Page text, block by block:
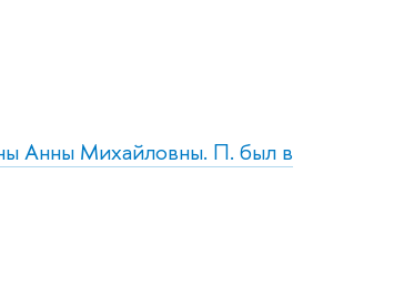
Анны Михайловны. П. был в